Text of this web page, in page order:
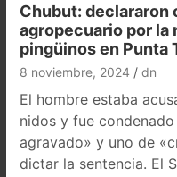
Chubut: declararon
agropecuario por la
pingüinos en Punta
8 noviembre, 2024 dn
El hombre estaba
nidos y fue
agravado» y uno de
dictar la sentencia. El